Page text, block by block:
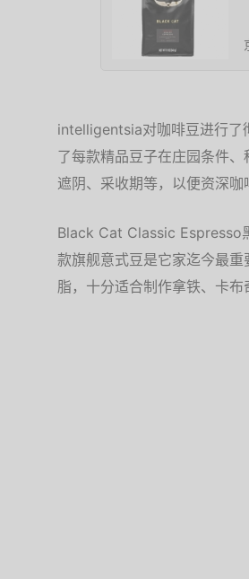
intelligentsia对咖啡豆进行了
了每款精品豆子在庄园条件
遮阴、采收期等，以便资深咖
Black Cat Classic Espresso
款旗舰意式豆是它家迄今最
脂，十分适合制作拿铁、卡布